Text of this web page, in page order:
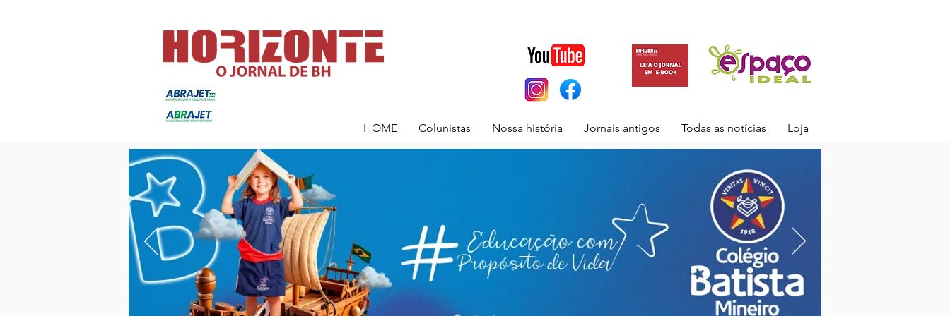
HOME Colunistas Nossa história Jornais antigos Todas as notícias Loja